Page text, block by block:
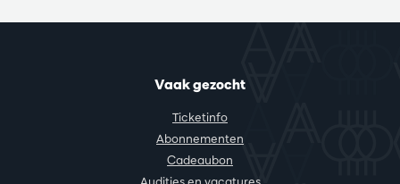
Vaak gezocht
Ticketinfo
Abonnementen
Cadeaubon
Audities en vacatures